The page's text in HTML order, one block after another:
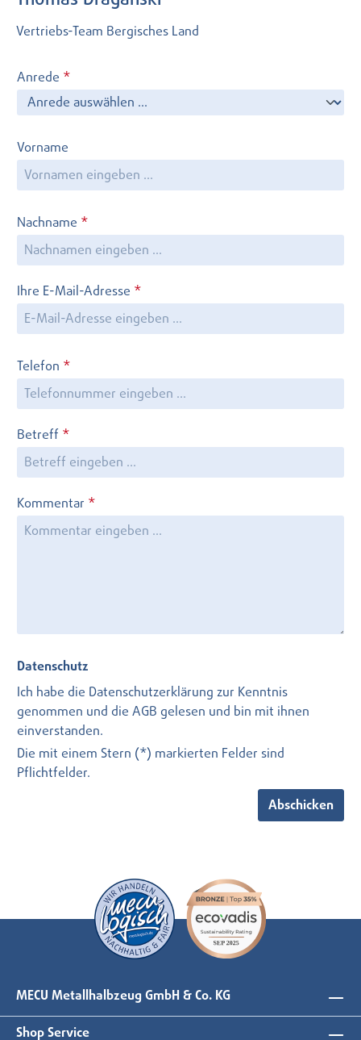
Vertriebs-Team Bergisches Land
Anrede *
Vorname
Nachname *
Ihre E-Mail-Adresse *
Telefon *
Betreff *
Kommentar *
Datenschutz
Ich habe die Datenschutzerklärung zur Kenntnis
genommen und die AGB gelesen und bin mit ihnen
einverstanden.
Die mit einem Stern (*) markierten Felder sind
Pflichtfelder.
Abschicken
MECU Metallhalbzeug GmbH & Co. KG
Shop Service